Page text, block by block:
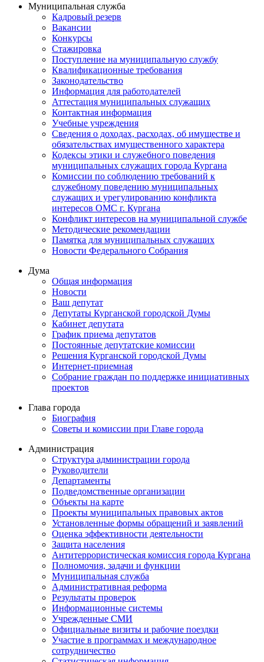
Муниципальная служба
Кадровый резерв
Вакансии
Конкурсы
Стажировка
Поступление на муниципальную службу
Квалификационные требования
Законодательство
Информация для работодателей
Аттестация муниципальных служащих
Контактная информация
Учебные учреждения
Сведения о доходах, расходах, об имуществе и
обязательствах имущественного характера
Кодексы этики и служебного поведения
муниципальных служащих города Кургана
Комиссии по соблюдению требований к
служебному поведению муниципальных
служащих и урегулированию конфликта
интересов ОМС г. Кургана
Конфликт интересов на муниципальной службе
Методические рекомендации
Памятка для муниципальных служащих
Новости Федерального Cобрания
Дума
Общая информация
Новости
Ваш депутат
Депутаты Курганской городской Думы
Кабинет депутата
График приема депутатов
Постоянные депутатские комиссии
Решения Курганской городской Думы
Интернет-приемная
Собрание граждан по поддержке инициативных
проектов
Глава города
Биография
Советы и комиссии при Главе города
Администрация
Структура администрации города
Руководители
Департаменты
Подведомственные организации
Объекты на карте
Проекты муниципальных правовых актов
Установленные формы обращений и заявлений
Оценка эффективности деятельности
Защита населения
Антитеррористическая комиссия города Кургана
Полномочия, задачи и функции
Муниципальная служба
Административная реформа
Результаты проверок
Информационные системы
Учрежденные СМИ
Официальные визиты и рабочие поездки
Участие в программах и международное
сотрудничество